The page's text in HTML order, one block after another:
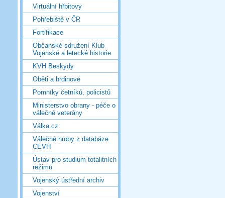
Virtuální hřbitovy
Pohřebiště v ČR
Fortifikace
Občanské sdružení Klub
Vojenské a letecké historie
KVH Beskydy
Oběti a hrdinové
Pomníky četníků, policistů
Ministerstvo obrany - péče o
válečné veterány
Válka.cz
Válečné hroby z databáze
CEVH
Ústav pro studium totalitních
režimů
Vojenský ústřední archiv
Vojenství